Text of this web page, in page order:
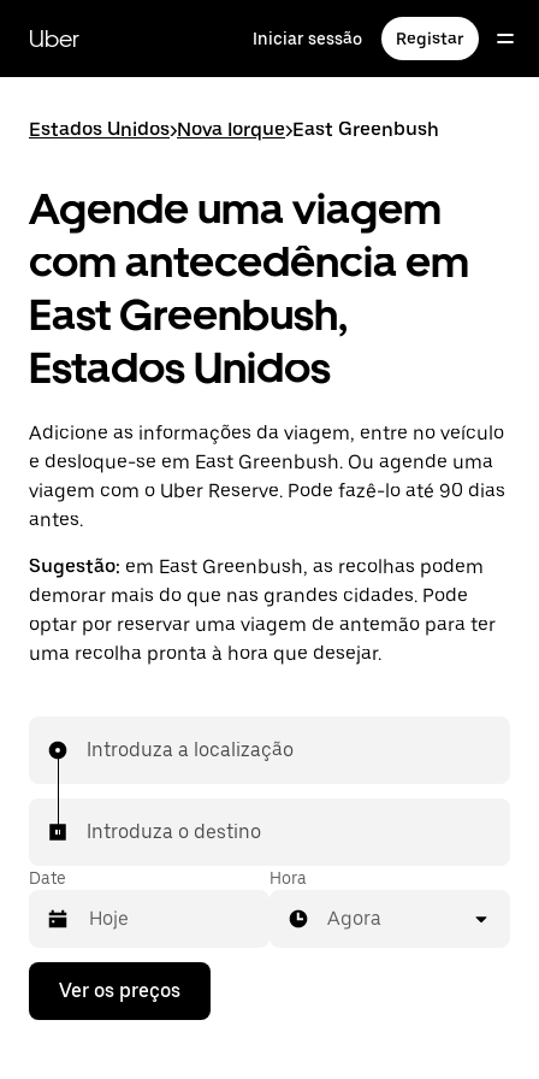
para
conteúdo
Uber Iniciar sessão Registar
Estados Unidos>Nova Iorque>East Greenbush
Agende uma viagem
com antecedência em
East Greenbush,
Estados Unidos
Adicione as informações da viagem, entre no veículo
e desloque-se em East Greenbush. Ou agende uma
viagem com o Uber Reserve. Pode fazê-lo até 90 dias
antes.
Sugestão: em East Greenbush, as recolhas podem
demorar mais do que nas grandes cidades. Pode
optar por reservar uma viagem de antemão para ter
uma recolha pronta à hora que desejar.
Introduza a localização
Introduza o destino
Date
Prima
tecla
Hora
Agora
Ver os preços